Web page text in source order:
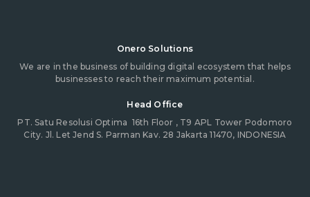
Onero Solutions
We are in the business of building digital ecosystem that helps
businesses to reach their maximum potential.
Head Office
PT. Satu Resolusi Optima 16th Floor , T9 APL Tower Podomoro
City. Jl. Let Jend S. Parman Kav. 28 Jakarta 11470, INDONESIA